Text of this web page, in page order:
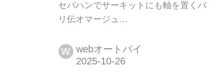
セパハンでサーキットにも軸を置くバ
リ伝オマージュ
&レジェンズ 公式サイト ▶▶▶カスタ
ムとメンテナンスのことならヘリテイ
W webオートバイ